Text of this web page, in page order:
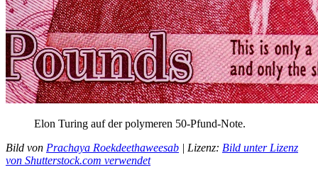
Elon Turing auf derpolymeren 50-Pfund-Note.
Bild von Prachaya Roekdeethaweesab | Lizenz: Bild unter Lizenz
von Shutterstock.com verwendet